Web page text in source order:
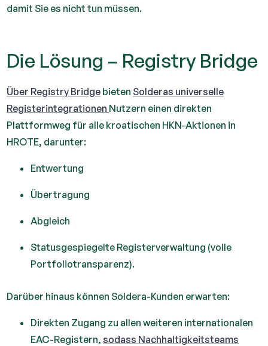
damit Sie es nicht tun müssen.
Die Lösung – Registry Bridge
Über Registry Bridge bieten Solderas universelle
Registerintegrationen Nutzern einen direkten
Plattformweg für alle kroatischen HKN-Aktionen in
HROTE, darunter:
Entwertung
Übertragung
Abgleich
Statusgespiegelte Registerverwaltung (volle
Portfoliotransparenz).
Darüber hinaus können Soldera-Kunden erwarten:
Direkten Zugang zu allen weiteren internationalen
EAC-Registern,sodass Nachhaltigkeitsteams